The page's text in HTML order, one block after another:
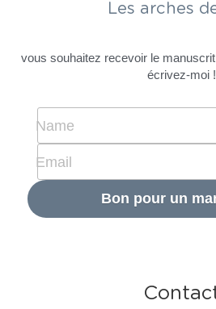
Les arches
vous souhaitez recevoir le
écrivez-moi !
Name
Email
Bon pour un